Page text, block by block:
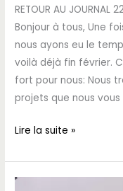
RETOUR AU
Bonjour à tous, Une
nous ayons eu le
voilà déjà fin février.
fort pour nous: Nous
projets que nous vous
Lire la suite »